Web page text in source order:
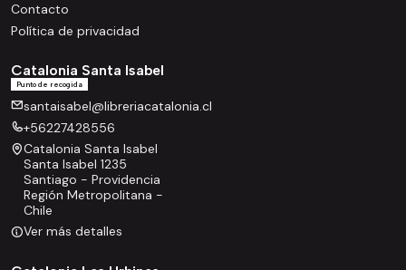
Contacto
Política de privacidad
Catalonia Santa Isabel
Punto de recogida
santaisabel@libreriacatalonia.cl
+56227428556
Catalonia Santa Isabel
Santa Isabel 1235
Santiago - Providencia
Región Metropolitana -
Chile
Ver más detalles